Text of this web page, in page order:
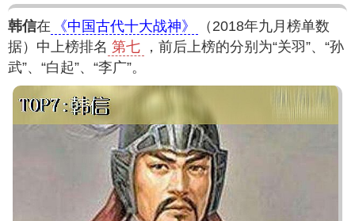
韩信在 《中国古代十大战神》
（2018年九月榜单数
据）中上榜排名 第七
，前后上榜的分别为“关羽”、“孙
武”、“白起”、“李广”。